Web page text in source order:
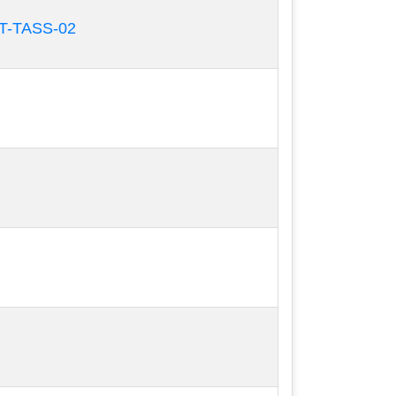
nhiều hay ít mà có thể điều chỉnh lại
càng to và ngược lại, áp lực sơn thấp
phun nhiều lớp mất thời gian.
khi bạn muốn thay đổi màu sơn.
bị khô trong máy khi bạn để quá lâu ,
khi bạn cho màu mới vào sẽ làm
TASS-02